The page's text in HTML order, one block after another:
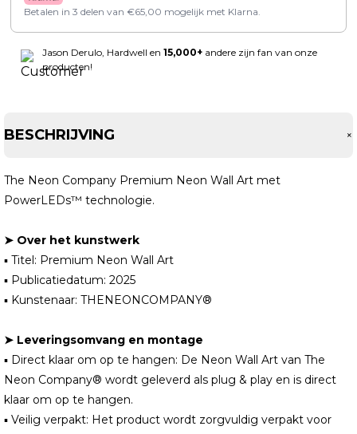
Betalen in 3 delen van €65,00 mogelijk met Klarna.
Jason Derulo, Hardwell en 15,000+ andere zijn fan van onze
producten!
BESCHRIJVING +
The Neon Company Premium Neon Wall Art met
PowerLEDs™ technologie.
➤ Over het kunstwerk
▪ Titel: Premium Neon Wall Art
▪ Publicatiedatum: 2025
▪ Kunstenaar: THENEONCOMPANY®
➤ Leveringsomvang en montage
▪ Direct klaar om op te hangen: De Neon Wall Art van The
Neon Company® wordt geleverd als plug & play en is direct
klaar om op te hangen.
▪ Veilig verpakt: Het product wordt zorgvuldig verpakt voor